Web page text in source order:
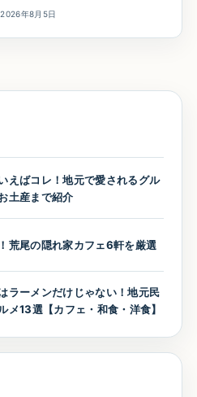
2026年8月5日
えばコレ！地元で愛されるグル
土産まで紹介
荒尾の隠れ家カフェ6軒を厳選
ラーメンだけじゃない！地元民
メ13選【カフェ・和食・洋食】